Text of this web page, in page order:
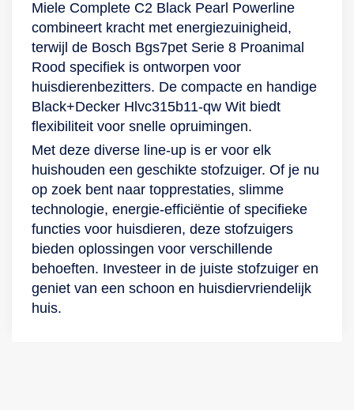
Miele Complete C2 Black Pearl Powerline
combineert kracht met energiezuinigheid,
terwijl de Bosch Bgs7pet Serie 8 Proanimal
Rood specifiek is ontworpen voor
huisdierenbezitters. De compacte en handige
Black+Decker Hlvc315b11-qw Wit biedt
flexibiliteit voor snelle opruimingen.
Met deze diverse line-up is er voor elk
huishouden een geschikte stofzuiger. Of je nu
op zoek bent naar topprestaties, slimme
technologie, energie-efficiëntie of specifieke
functies voor huisdieren, deze stofzuigers
bieden oplossingen voor verschillende
behoeften. Investeer in de juiste stofzuiger en
geniet van een schoon en huisdiervriendelijk
huis.